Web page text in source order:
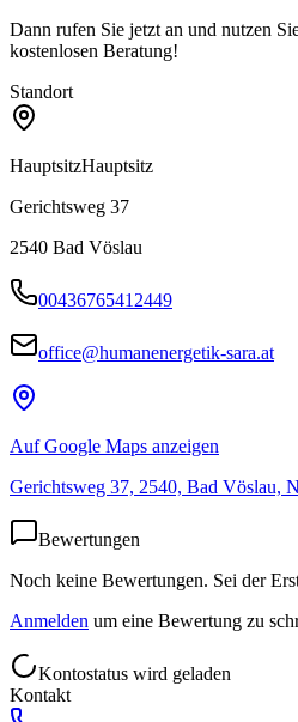
Dann rufen Sie jetzt an und nutzen
kostenlosen Beratung!
Standort
HauptsitzHauptsitz
Gerichtsweg 37
2540 Bad Vöslau
00436765412449
office@humanenergetik-sara.at
Auf Google Maps anzeigen
Gerichtsweg 37, 2540, Bad Vöslau,
Bewertungen
Noch keine Bewertungen. Sei der
Anmelden um eine Bewertung zu
Kontostatus wird geladen
Kontakt